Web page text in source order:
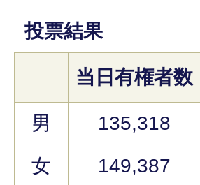
投票結果
当日有権者数
男 135,318
女
149,387